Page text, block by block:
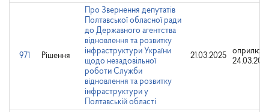
971 Рішення
Про Звернення депутатів
Полтавської обласної ради
до Державного агентства
відновлення та розвитку
інфраструктури України
щодо незадовільної
роботи Служби
відновлення та розвитку
інфраструктури у
Полтавській області
21.03.2025